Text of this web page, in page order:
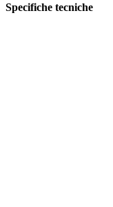
Specifiche tecniche